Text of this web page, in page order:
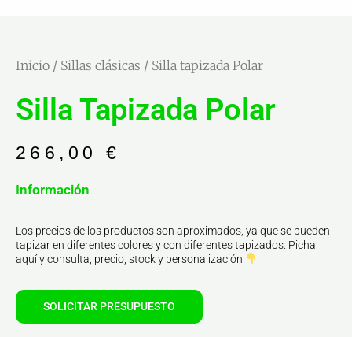
Inicio / Sillas clásicas / Silla tapizada Polar
Silla Tapizada Polar
266,00 €
Información
Los precios de los productos son aproximados, ya que se pueden
tapizar en diferentes colores y con diferentes tapizados. Picha
aquí y consulta, precio, stock y personalización
SOLICITAR PRESUPUESTO